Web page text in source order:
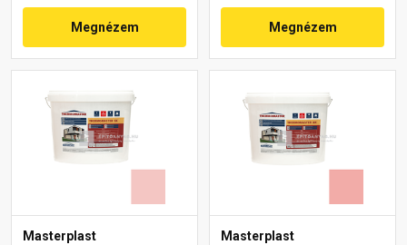
Megnézem Megnézem
Masterplast
Masterplast